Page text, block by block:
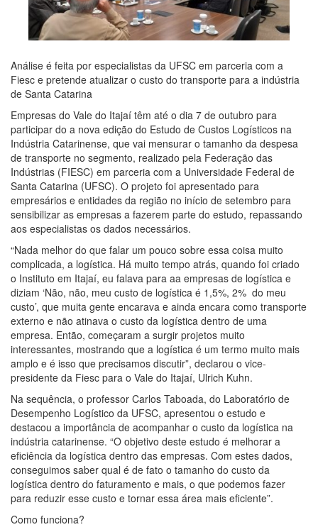
Análise é feita por especialistas da UFSC em parceria com a
Fiesc e pretende atualizar o custo do transporte para a indústria
de Santa Catarina
Empresas do Vale do Itajaí têm até o dia 7 de outubro para
participar do a nova edição do Estudo de Custos Logísticos na
Indústria Catarinense, que vai mensurar o tamanho da despesa
de transporte no segmento, realizado pela Federação das
Indústrias (FIESC) em parceria com a Universidade Federal de
Santa Catarina (UFSC). O projeto foi apresentado para
empresários e entidades da região no início de setembro para
sensibilizar as empresas a fazerem parte do estudo, repassando
aos especialistas os dados necessários.
“Nada melhor do que falar um pouco sobre essa coisa muito
complicada, a logística. Há muito tempo atrás, quando foi criado
o Instituto em Itajaí, eu falava para aa empresas de logística e
diziam ‘Não, não, meu custo de logística é 1,5%, 2% do meu
custo’, que muita gente encarava e ainda encara como transporte
externo e não atinava o custo da logística dentro de uma
empresa. Então, começaram a surgir projetos muito
interessantes, mostrando que a logística é um termo muito mais
amplo e é isso que precisamos discutir”, declarou o vice-
presidente da Fiesc para o Vale do Itajaí, Ulrich Kuhn.
Na sequência, o professor Carlos Taboada, do Laboratório de
Desempenho Logístico da UFSC, apresentou o estudo e
destacou a importância de acompanhar o custo da logística na
indústria catarinense. “O objetivo deste estudo é melhorar a
eficiência da logística dentro das empresas. Com estes dados,
conseguimos saber qual é de fato o tamanho do custo da
logística dentro do faturamento e mais, o que podemos fazer
para reduzir esse custo e tornar essa área mais eficiente”.
Como funciona?